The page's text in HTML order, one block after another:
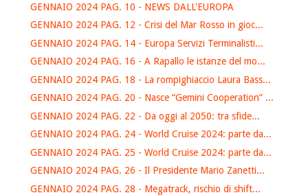
GENNAIO 2024 PAG. 10 - NEWS DALL'EUROPA
GENNAIO 2024 PAG. 12 - Crisi del Mar Rosso in gioc...
GENNAIO 2024 PAG. 14 - Europa Servizi Terminalisti...
GENNAIO 2024 PAG. 16 - A Rapallo le istanze del mo...
GENNAIO 2024 PAG. 18 - La rompighiaccio Laura Bass...
GENNAIO 2024 PAG. 20 - Nasce “Gemini Cooperation” ...
GENNAIO 2024 PAG. 22 - Da oggi al 2050: tra sfide...
GENNAIO 2024 PAG. 24 - World Cruise 2024: parte da...
GENNAIO 2024 PAG. 25 - World Cruise 2024: parte da...
GENNAIO 2024 PAG. 26 - Il Presidente Mario Zanetti...
GENNAIO 2024 PAG. 28 - Megatrack, rischio di shift...